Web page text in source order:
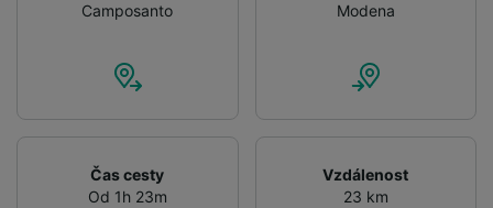
Camposanto
Modena
Čas cesty
Od 1h 23m
Vzdálenost
23 km